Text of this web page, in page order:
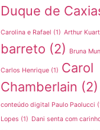
Duque de
Carolina e Rafael (1) Arthur
barreto (2) Bruna
Carlos Henrique (1) Carol
Chamberlain (2)
conteúdo digital Paulo Paolucci
Lopes (1) Dani senta com